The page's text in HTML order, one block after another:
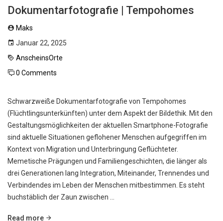
Dokumentarfotografie | Tempohomes
Maks
Januar 22, 2025
AnscheinsOrte
0 Comments
Schwarzweiße Dokumentarfotografie von Tempohomes
(Flüchtlingsunterkünften) unter dem Aspekt der Bildethik. Mit den
Gestaltungsmöglichkeiten der aktuellen Smartphone-Fotografie
sind aktuelle Situationen geflohener Menschen aufgegriffen im
Kontext von Migration und Unterbringung Geflüchteter.
Memetische Prägungen und Familiengeschichten, die länger als
drei Generationen lang Integration, Miteinander, Trennendes und
Verbindendes im Leben der Menschen mitbestimmen. Es steht
buchstäblich der Zaun zwischen …
Read more